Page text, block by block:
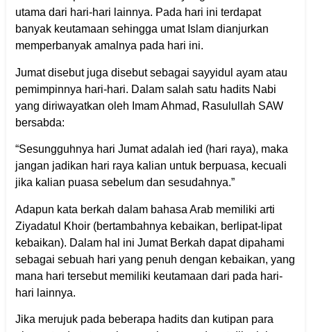
utama dari hari-hari lainnya. Pada hari ini terdapat
banyak keutamaan sehingga umat Islam dianjurkan
memperbanyak amalnya pada hari ini.
Jumat disebut juga disebut sebagai sayyidul ayam atau
pemimpinnya hari-hari. Dalam salah satu hadits Nabi
yang diriwayatkan oleh Imam Ahmad, Rasulullah SAW
bersabda:
“Sesungguhnya hari Jumat adalah ied (hari raya), maka
jangan jadikan hari raya kalian untuk berpuasa, kecuali
jika kalian puasa sebelum dan sesudahnya.”
Adapun kata berkah dalam bahasa Arab memiliki arti
Ziyadatul Khoir (bertambahnya kebaikan, berlipat-lipat
kebaikan). Dalam hal ini Jumat Berkah dapat dipahami
sebagai sebuah hari yang penuh dengan kebaikan, yang
mana hari tersebut memiliki keutamaan dari pada hari-
hari lainnya.
Jika merujuk pada beberapa hadits dan kutipan para